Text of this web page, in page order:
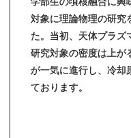
対象に理論物理の研究
た。当初、天体プラズ
研究対象の密度は上が
が一気に進行し、冷却
ております。